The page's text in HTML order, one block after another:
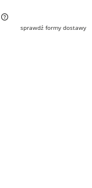
sprawdź formy dostawy